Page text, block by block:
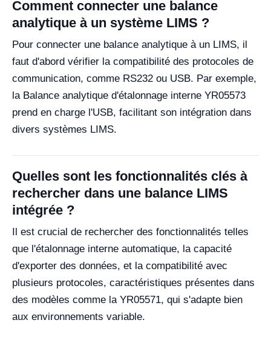
Comment connecter une balance
analytique à un système LIMS ?
Pour connecter une balance analytique à un LIMS, il
faut d'abord vérifier la compatibilité des protocoles de
communication, comme RS232 ou USB. Par exemple,
la Balance analytique d'étalonnage interne YR05573
prend en charge l'USB, facilitant son intégration dans
divers systèmes LIMS.
Quelles sont les fonctionnalités clés à
rechercher dans une balance LIMS
intégrée ?
Il est crucial de rechercher des fonctionnalités telles
que l'étalonnage interne automatique, la capacité
d'exporter des données, et la compatibilité avec
plusieurs protocoles, caractéristiques présentes dans
des modèles comme la YR05571, qui s'adapte bien
aux environnements variable.